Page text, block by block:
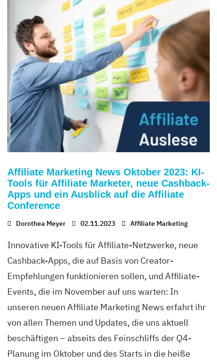
Affiliate Marketing News Oktober 2023: KI-
Tools für Affiliate Marketer, neue Cashback-
Apps und ein Ausblick auf die Affiliate
Conference
Dorothea Meyer 02.11.2023 Affiliate Marketing
Innovative KI-Tools für Affiliate-Netzwerke, neue
Cashback-Apps, die auf Basis von Creator-
Empfehlungen funktionieren sollen, und Affiliate-
Events, die im November auf uns warten: In
unseren neuen Affiliate Marketing News erfahrt ihr
von allen Themen und Updates, die uns aktuell
beschäftigen – abseits des Feinschliffs der Q4-
Planung im Oktober und des Starts in die heiße